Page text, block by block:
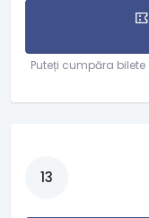
Puteți cumpăra
13